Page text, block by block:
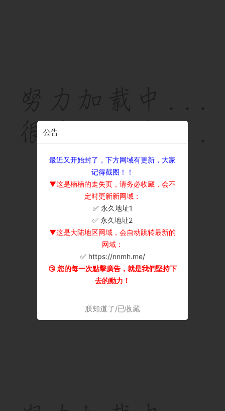
公告
最近又开始封了，下方网域有更新，大家
记得截图！！
▼这是楠楠的走失页，请务必收藏，会不
定时更新新网域：
✅ 永久地址1
✅ 永久地址2
▼这是大陆地区网域，会自动跳转最新的
网域：
✅ https://nnmh.me/
😘 您的每一次點擊廣告，就是我們堅持下
去的動力！
朕知道了/已收藏